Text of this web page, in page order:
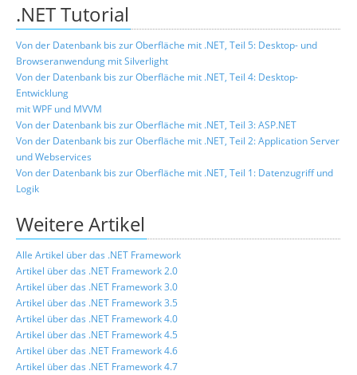
.NET Tutorial
Von der Datenbank bis zur Oberfläche mit .NET, Teil 5: Desktop- und
Browseranwendung mit Silverlight
Von der Datenbank bis zur Oberfläche mit .NET, Teil 4: Desktop-
Entwicklung
mit WPF und MVVM
Von der Datenbank bis zur Oberfläche mit .NET, Teil 3: ASP.NET
Von der Datenbank bis zur Oberfläche mit .NET, Teil 2: Application Server
und Webservices
Von der Datenbank bis zur Oberfläche mit .NET, Teil 1: Datenzugriff und
Logik
Weitere Artikel
Alle Artikel über das .NET Framework
Artikel über das .NET Framework 2.0
Artikel über das .NET Framework 3.0
Artikel über das .NET Framework 3.5
Artikel über das .NET Framework 4.0
Artikel über das .NET Framework 4.5
Artikel über das .NET Framework 4.6
Artikel über das .NET Framework 4.7